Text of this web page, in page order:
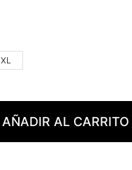
XL
AÑADIR AL CARRITO